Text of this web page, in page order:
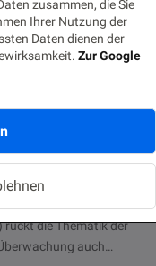
zusammen, die Sie
Ihrer Nutzung der
Daten dienen der
Zur Google
Massendaten
durch ehemalige
rückt die Thematik der
auch…